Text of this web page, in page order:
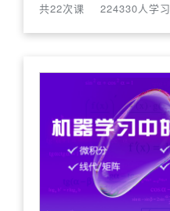
共22次课
224330人学习